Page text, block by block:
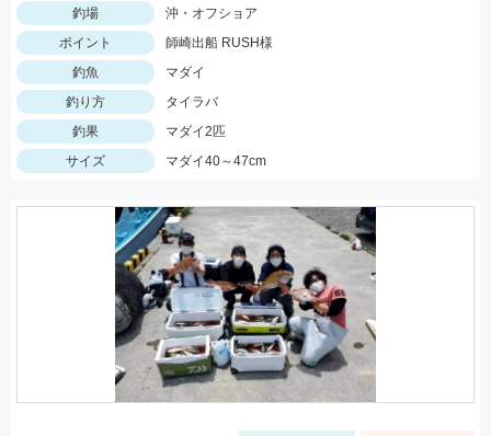
釣場
沖・オフショア
ポイント
師崎出船 RUSH様
釣魚
マダイ
釣り方
タイラバ
釣果
マダイ2匹
サイズ
マダイ40～47cm